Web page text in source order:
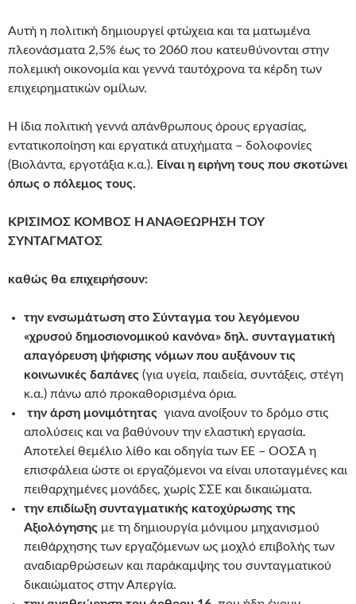
Αυτή η πολιτική δημιουργεί φτώχεια και τα ματωμένα
πλεονάσματα 2,5% έως το 2060 που κατευθύνονται στην
πολεμική οικονομία και γεννά ταυτόχρονα τα κέρδη των
επιχειρηματικών ομίλων.
Η ίδια πολιτική γεννά απάνθρωπους όρους εργασίας,
εντατικοποίηση και εργατικά ατυχήματα – δολοφονίες
(Βιολάντα, εργοτάξια κ.α.). Είναι η ειρήνη τους που σκοτώνει
όπως ο πόλεμος τους.
ΚΡΙΣΙΜΟΣ ΚΟΜΒΟΣ Η ΑΝΑΘΕΩΡΗΣΗ ΤΟΥ
ΣΥΝΤΑΓΜΑΤΟΣ
καθώς θα επιχειρήσουν:
την ενσωμάτωση στο Σύνταγμα του λεγόμενου
«χρυσού δημοσιονομικού κανόνα» δηλ. συνταγματική
απαγόρευση ψήφισης νόμων που αυξάνουν τις
κοινωνικές δαπάνες (για υγεία, παιδεία, συντάξεις, στέγη
κ.α.) πάνω από προκαθορισμένα όρια.
την άρση μονιμότητας γιανα ανοίξουν το δρόμο στις
απολύσεις και να βαθύνουν την ελαστική εργασία.
Αποτελεί θεμέλιο λίθο και οδηγία των ΕΕ – ΟΟΣΑ η
επισφάλεια ώστε οι εργαζόμενοι να είναι υποταγμένες και
πειθαρχημένες μονάδες, χωρίς ΣΣΕ και δικαιώματα.
την επιδίωξη συνταγματικής κατοχύρωσης της
Αξιολόγησης με τη δημιουργία μόνιμου μηχανισμού
πειθάρχησης των εργαζόμενων ως μοχλό επιβολής των
αναδιαρθρώσεων και παράκαμψης του συνταγματικού
δικαιώματος στην Απεργία.